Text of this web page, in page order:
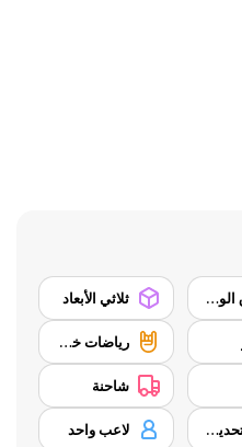
الطرق الوعرة ثلاثي الأبعاد
رياضات خطرة
شاحنة
شراء تحديث المعدات لاعب واحد